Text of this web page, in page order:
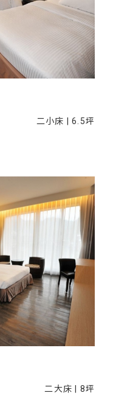
二小床 | 6.5坪
二大床 | 8坪